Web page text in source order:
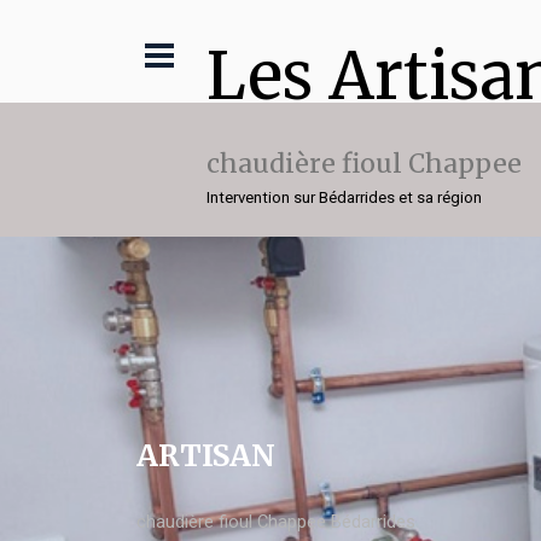
Les
chaudière fioul Chappee
Intervention sur Bédarrides et sa région
ARTISAN
chaudière fioul Chappee Bédarrides